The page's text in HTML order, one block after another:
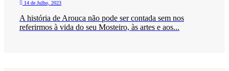
14 de Julho, 2023
A história de Arouca não pode ser contada sem nos
referirmos à vida do seu Mosteiro, às artes e aos...